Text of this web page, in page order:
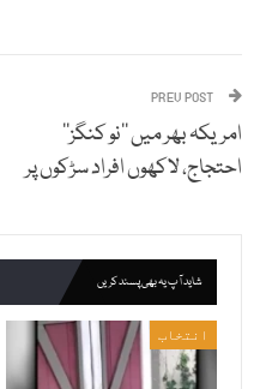
امریکہ بھر میں ’’نو کنگز‘‘
احتجاج، لاکھوں افراد سڑکوں پر
شاید آپ یہ بھی پسند کریں
انتخاب